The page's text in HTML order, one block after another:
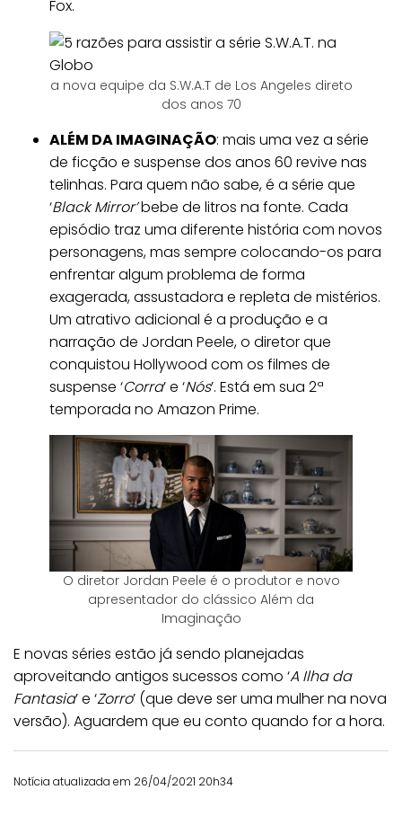
Fox.
a nova equipe da S.W.A.T de Los Angeles direto
dos anos 70
ALÉM DA IMAGINAÇÃO: mais uma vez a série
de ficção e suspense dos anos 60 revive nas
telinhas. Para quem não sabe, é a série que
‘Black Mirror’bebe de litros na fonte. Cada
episódio traz uma diferente história com novos
personagens, mas sempre colocando-os para
enfrentar algum problema de forma
exagerada, assustadora e repleta de mistérios.
Um atrativo adicional é a produção e a
narração de Jordan Peele, o diretor que
conquistou Hollywood com os filmes de
suspense ‘Corra’ e ‘Nós’. Está em sua 2ª
temporada no Amazon Prime.
O diretor Jordan Peele é o produtor e novo
apresentador do clássico Além da
Imaginação
E novas séries estão já sendo planejadas
aproveitando antigos sucessos como ‘A Ilha da
Fantasia’ e ‘Zorro’ (que deve ser uma mulher na nova
versão). Aguardem que eu conto quando for a hora.
Notícia atualizada em 26/04/2021 20h34